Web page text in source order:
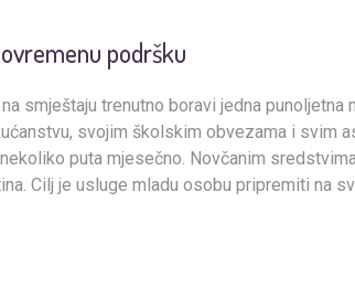
podršku
smještaju trenutno boravi jedna punoljetna
svojim školskim obvezama i svim
puta mjesečno. Novčanim
Cilj je usluge mladu osobu pripremiti na